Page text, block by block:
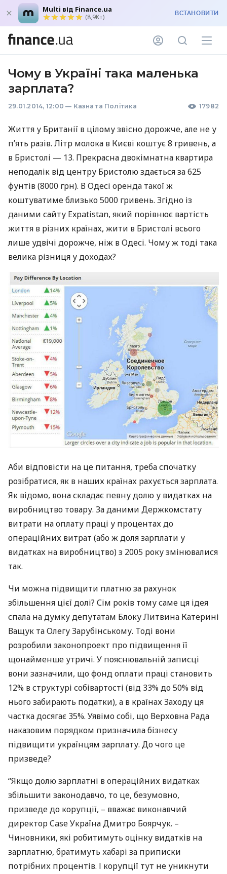
Multi від Finance.ua
(8,9K+) ВСТАНОВИТИ
Чому в Україні така маленька
зарплата?
29.01.2014, 12:00 — Казна та Політика 17982
Життя у Британії в цілому звісно дорожче, але не у
п’ять разів. Літр молока в Києві коштує 8 гривень, а
в Бристолі — 13. Прекрасна двокімнатна квартира
неподалік від центру Бристолю здається за 625
фунтів (8000 грн). В Одесі оренда такої ж
коштуватиме близько 5000 гривень. Згідно із
даними сайту Expatistan, який порівнює вартість
життя в різних країнах, жити в Бристолі всього
лише удвічі дорожче, ніж в Одесі. Чому ж тоді така
велика різниця у доходах?
Аби відповісти на це питання, треба спочатку
розібратися, як в наших країнах рахується зарплата.
Як відомо, вона складає певну долю у видатках на
виробництво товару. За даними Держкомстату
витрати на оплату праці у процентах до
операційних витрат (або ж доля зарплати у
видатках на виробництво) з 2005 року змінювалися
так.
Чи можна підвищити платню за рахунок
збільшення цієї долі? Сім років тому саме ця ідея
спала на думку депутатам Блоку Литвина Катерині
Ващук та Олегу Зарубінському. Тоді вони
розробили законопроект про підвищення її
щонайменше утричі. У пояснювальній записці
вони зазначили, що фонд оплати праці становить
12% в структурі собівартості (від 33% до 50% від
нього забирають податки), а в країнах Заходу ця
частка досягає 35%. Уявімо собі, що Верховна Рада
наказовим порядком призначила бізнесу
підвищити українцям зарплату. До чого це
призведе?
“Якщо долю зарплатні в операційних видатках
збільшити законодавчо, то це, безумовно,
призведе до корупції, – вважає виконавчий
директор Case Україна Дмитро Боярчук. –
Чиновники, які робитимуть оцінку видатків на
зарплатню, братимуть хабарі за приписки
потрібних процентів. І корупції тут не уникнути